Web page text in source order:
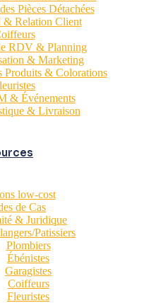
Pièces Détachées
& Relation Client
RDV & Planning
& Marketing
Produits & Colorations
& Événements
& Livraison
low-cost
de Cas
& Juridique
Patissiers
Plombiers
Ébénistes
Garagistes
Coiffeurs
Fleuristes